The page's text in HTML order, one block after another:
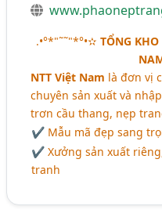
.•°*"˜˜"*°•✫TỔNG
NTT Việt Nam là đơn vị
chuyên sản xuất và
trơn cầu thang, nẹp
✔ Mẫu mã đẹp sang
✔ Xưởng sản xuất
tranh